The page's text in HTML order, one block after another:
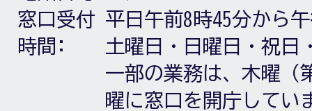
窓口受付
時間:
平日午前8時45分から
土曜日・日曜日・祝日
一部の業務は、木曜（
曜に窓口を開庁してい